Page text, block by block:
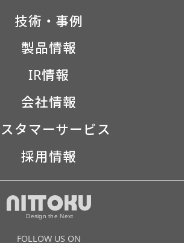
技術・事例
製品情報
IR情報
会社情報
タマーサービス
採用情報
FOLLOW US ON